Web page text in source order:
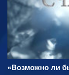
«Возможно ли